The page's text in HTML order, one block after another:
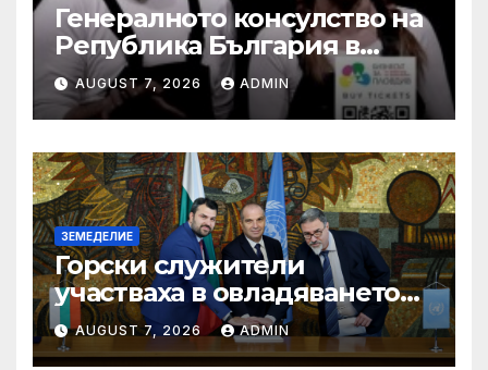
Генералното консулство на
Република България в
Единбург посрещна екипа
на Театър „Хенд“ преди
историческия им дебют на
световния Edinburgh
Festival Fringe
AUGUST 7, 2026 ADMIN
ЗЕМЕДЕЛИЕ
Горски служители
участваха в овладяването
на близо 10 пожара на
територията на страната
AUGUST 7, 2026 ADMIN